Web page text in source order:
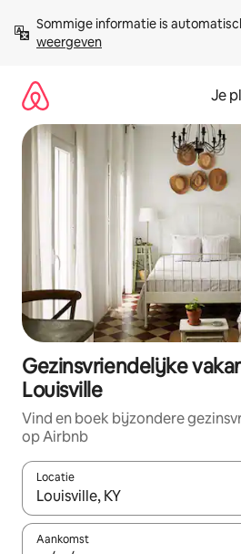
direct
naar
Sommige informatie is
weergeven
Je
Gezinsvriendelijke
Louisville
Vind en boek bijzondere
op Airbnb
Locatie
Wanneer er resultaten
Aankomst